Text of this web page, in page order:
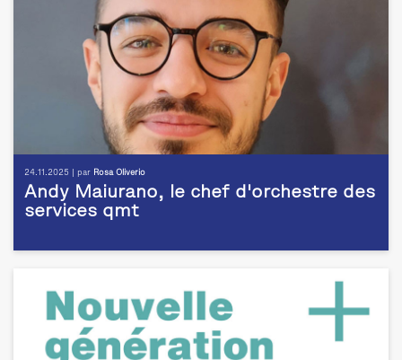
24.11.2025 | par Rosa Oliverio
Andy Maiurano, le chef d'orchestre des
services qmt